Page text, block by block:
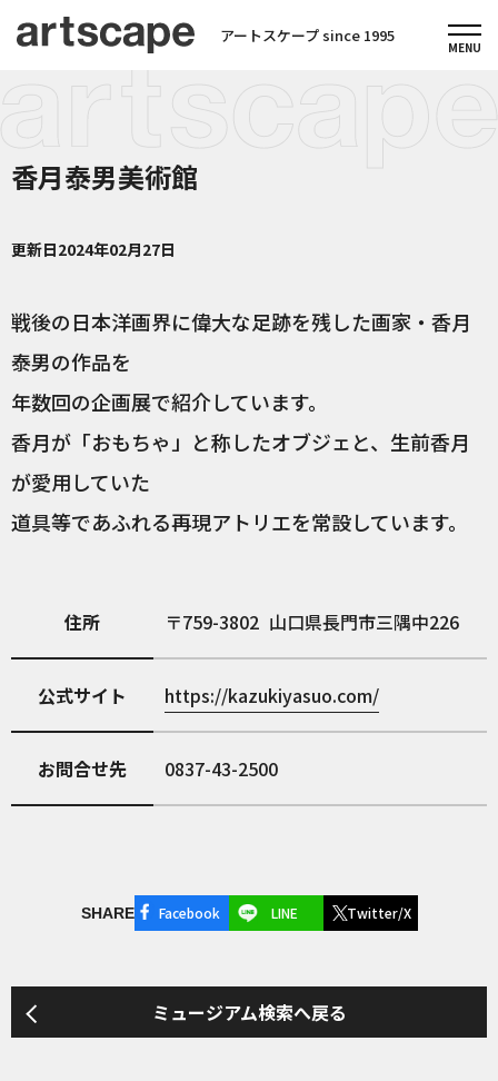
アートスケープ since 1995
香月泰男美術館
更新日2024年02月27日
戦後の日本洋画界に偉大な足跡を残した画家・香月
泰男の作品を
年数回の企画展で紹介しています。
香月が「おもちゃ」と称したオブジェと、生前香月
が愛用していた
道具等であふれる再現アトリエを常設しています。
住所 759-3802 山口県長門市三隅中226
公式サイト https://kazukiyasuo.com/
お問合せ先 0837-43-2500
SHARE Facebook LINE Twitter/X
ミュージアム検索へ戻る